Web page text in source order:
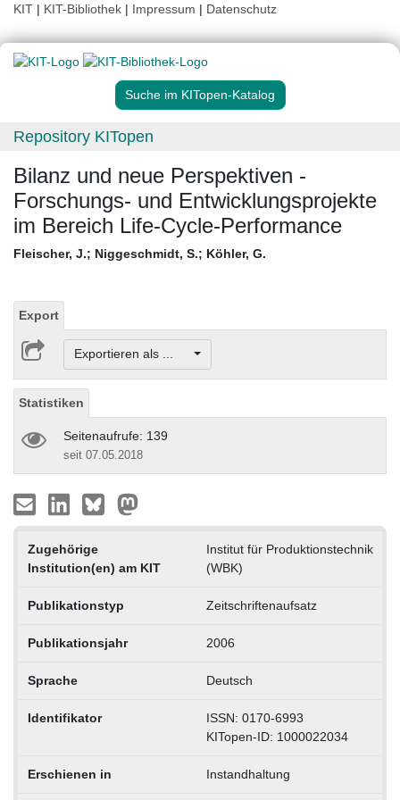
KIT | KIT-Bibliothek | Impressum | Datenschutz
Suche im KITopen-Katalog
Repository KITopen
Bilanz und neue Perspektiven -
Forschungs- und Entwicklungsprojekte
im Bereich Life-Cycle-Performance
Fleischer, J.; Niggeschmidt, S.; Köhler, G.
Export
Exportieren als ...
Statistiken
Seitenaufrufe: 139
seit 07.05.2018
Zugehörige
Institution(en) am KIT
Institut für Produktionstechnik
(WBK)
Publikationstyp Zeitschriftenaufsatz
Publikationsjahr 2006
Sprache Deutsch
Identifikator
ISSN: 0170-6993
KITopen-ID: 1000022034
Erschienen in Instandhaltung